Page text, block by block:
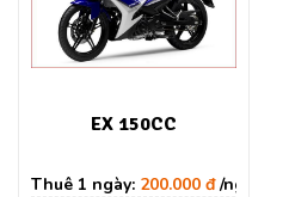
EX 150CC
200.000 đ